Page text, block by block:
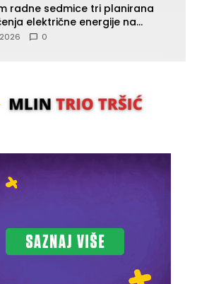
radne sedmice tri planirana
električne energije na
TJ Zvornik
0